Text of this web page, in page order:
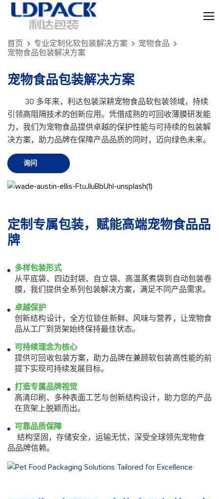
首页 专业定制化软包装解决方案
宠物食品
宠物食品包装解决方案
宠物食品包装解决方案
30 多年来，利达包装深耕宠物食品软包装领域，持续
引领高阻隔技术的创新应用。凭借成熟的可回收薄膜研发能
力，我们为宠物食品提供卓越的保护性能与可持续的包装解
决方案，助力品牌在保障产品品质的同时，迈向绿色未来。
询问
定制专属包装，赋能高端宠物食品品
牌
多样包装形式
从平底袋、四边封袋、自立袋、高温蒸煮袋到自动包装卷
膜，我们提供全系列包装解决方案，满足不同产品需求。
卓越保护
创新结构设计，全方位锁住新鲜、风味与营养，让宠物食
品从工厂到货架始终保持最佳状态。
可持续理念为核心
提供可回收包装方案，助力品牌在兼顾软包装高性能的前
提下实现可持续发展目标。
打造专属品牌视觉
高清印刷、多种表面工艺与创新结构设计，助力您的产品
在货架上脱颖而出。
可靠品质保障
结构坚固，存储安全，运输无忧，深受全球领先宠物食
品品牌信赖。